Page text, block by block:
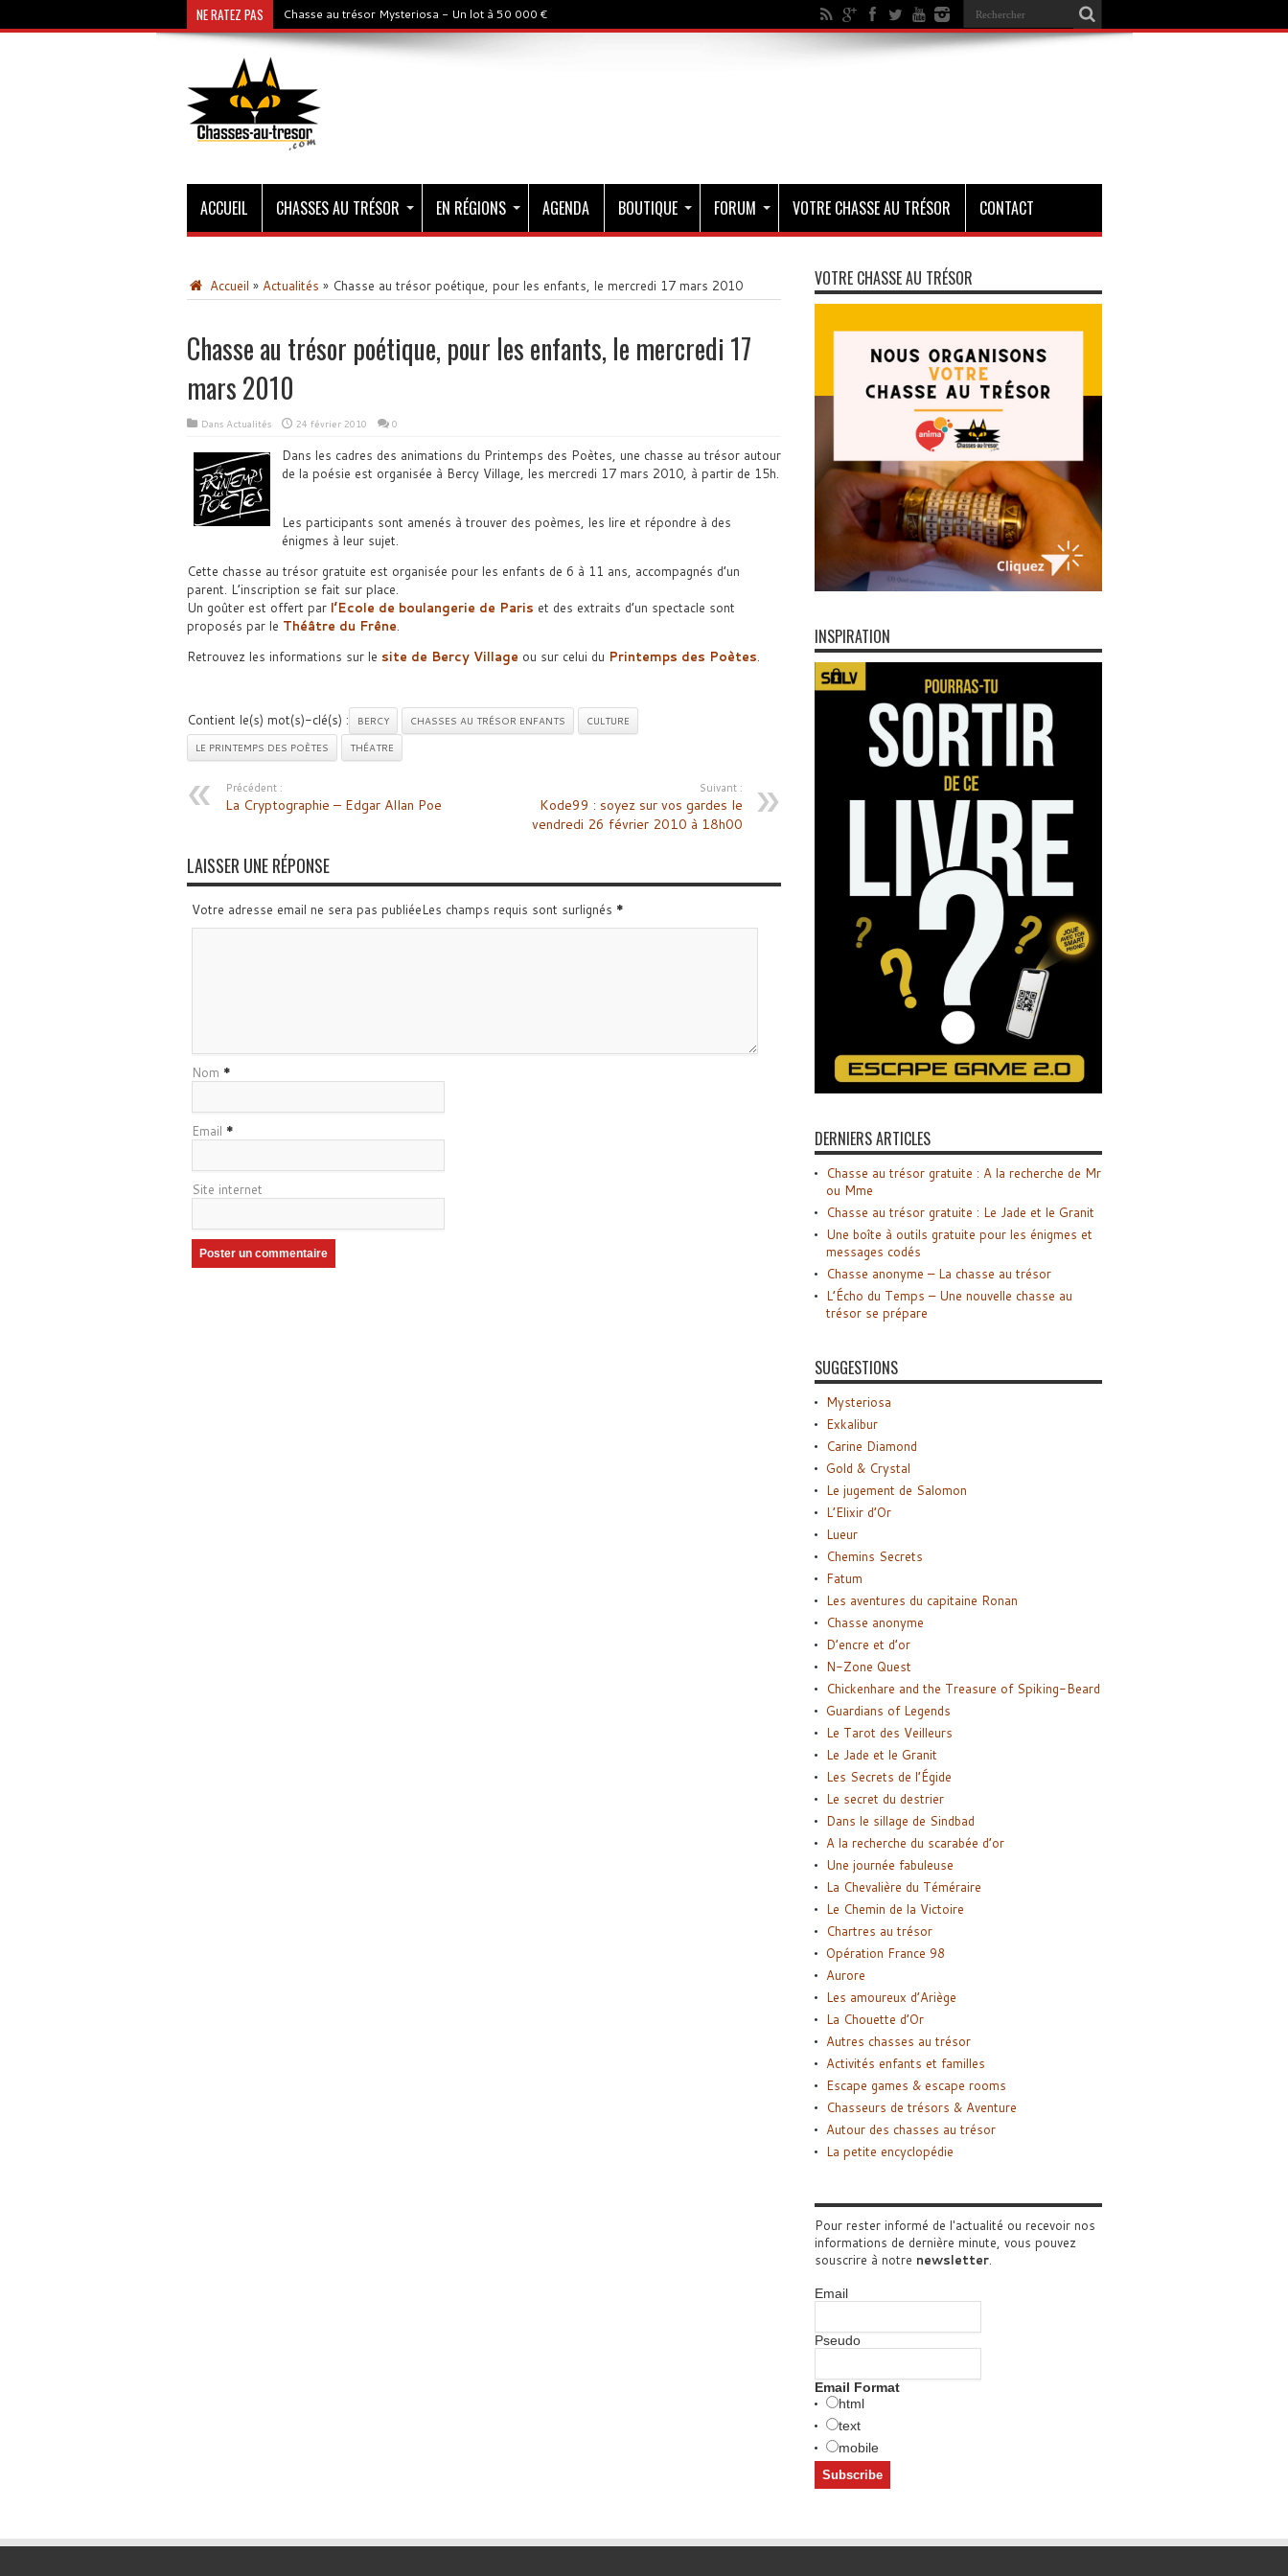
NE RATEZ PAS Chasse au trésor Mysteriosa - Un lot à 50 000 €
ACCUEIL CHASSES AU TRÉSOR EN RÉGIONS AGENDA BOUTIQUE FORUM VOTRE CHASSE AU TRÉSOR CONTACT
Accueil » Actualités » Chasse au trésor poétique, pour les enfants, le mercredi 17 mars 2010
Chasse au trésor poétique, pour les enfants, le mercredi 17
mars 2010
Dans Actualités 24 février 2010 0
Dans les cadres des animations du Printemps des Poètes, une chasse au trésor autour
de la poésie est organisée à Bercy Village, les mercredi 17 mars 2010, à partir de 15h.
Les participants sont amenés à trouver des poèmes, les lire et répondre à des
énigmes à leur sujet.
Cette chasse au trésor gratuite est organisée pour les enfants de 6 à 11 ans, accompagnés d’un
parent. L’inscription se fait sur place.
Un goûter est offert par l’Ecole de boulangerie de Paris et des extraits d’un spectacle sont
proposés par le Théâtre du Frêne.
Retrouvez les informations sur le site de Bercy Village ou sur celui du Printemps des Poètes.
Contient le(s) mot(s)-clé(s) : BERCY CHASSES AU TRÉSOR ENFANTS
CULTURE
LE PRINTEMPS DES POÈTES
THÉATRE
Précédent :
La Cryptographie – Edgar Allan Poe
Suivant :
Kode99 : soyez sur vos gardes le
vendredi 26 février 2010 à 18h00
LAISSER UNE RÉPONSE
Votre adresse email ne sera pas publiéeLes champs requis sont surlignés *
Nom *
Email *
Site internet
VOTRE CHASSE AU TRÉSOR
INSPIRATION
DERNIERS ARTICLES
Chasse au trésor gratuite : A la recherche de Mr
ou Mme
Chasse au trésor gratuite : Le Jade et le Granit
Une boîte à outils gratuite pour les énigmes et
messages codés
Chasse anonyme – La chasse au trésor
L’Écho du Temps – Une nouvelle chasse au
trésor se prépare
SUGGESTIONS
Mysteriosa
Exkalibur
Carine Diamond
Gold & Crystal
Le jugement de Salomon
L’Elixir d’Or
Lueur
Chemins Secrets
Fatum
Les aventures du capitaine Ronan
Chasse anonyme
D’encre et d’or
N-Zone Quest
Chickenhare and the Treasure of Spiking-Beard
Guardians of Legends
Le Tarot des Veilleurs
Le Jade et le Granit
Les Secrets de l’Égide
Le secret du destrier
Dans le sillage de Sindbad
A la recherche du scarabée d’or
Une journée fabuleuse
La Chevalière du Téméraire
Le Chemin de la Victoire
Chartres au trésor
Opération France 98
Aurore
Les amoureux d’Ariège
La Chouette d’Or
Autres chasses au trésor
Activités enfants et familles
Escape games & escape rooms
Chasseurs de trésors & Aventure
Autour des chasses au trésor
La petite encyclopédie
Pour rester informé de l'actualité ou recevoir nos
informations de dernière minute, vous pouvez
souscrire à notre newsletter.
Email
Pseudo
Email Format
html
text
mobile